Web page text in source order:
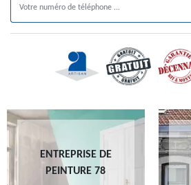
ENTREPRISE DE
PEINTURE 78